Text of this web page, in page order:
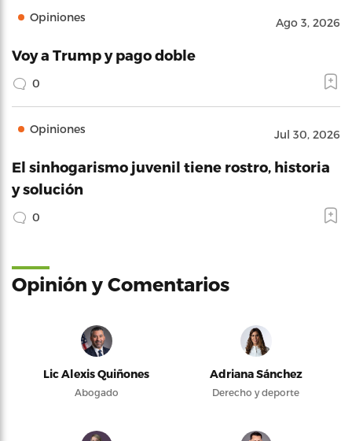
Opiniones Ago 3, 2026
Voy a Trump y pago doble
0
Opiniones Jul 30, 2026
El sinhogarismo juvenil tiene rostro, historia
y solución
0
Opinión y Comentarios
Lic Alexis Quiñones
Abogado
Adriana Sánchez
Derecho y deporte